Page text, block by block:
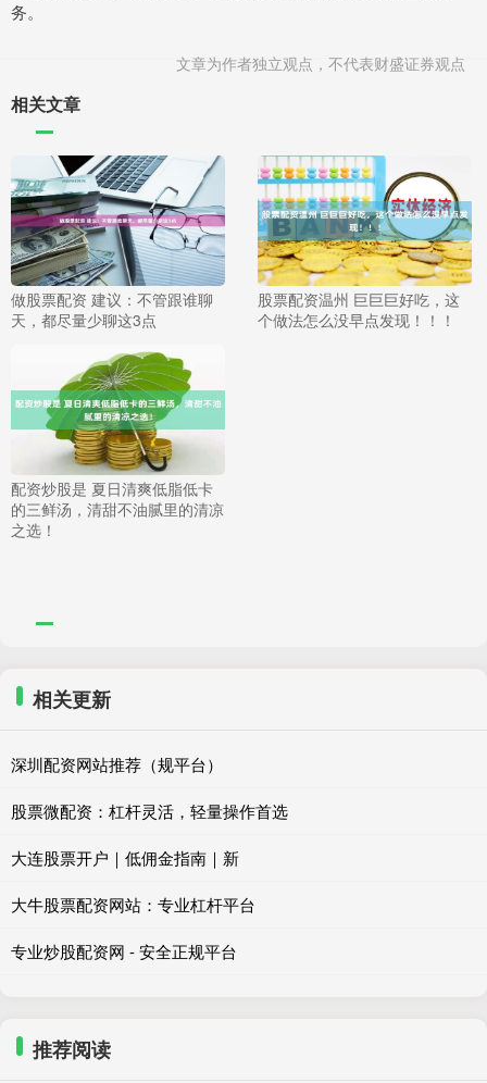
务。
文章为作者独立观点，不代表财盛证券观点
相关文章
做股票配资 建议：不管跟谁聊
天，都尽量少聊这3点
股票配资温州 巨巨巨好吃，这
个做法怎么没早点发现！！！
配资炒股是 夏日清爽低脂低卡
的三鲜汤，清甜不油腻里的清凉
之选！
相关更新
深圳配资网站推荐（规平台）
股票微配资：杠杆灵活，轻量操作首选
大连股票开户｜低佣金指南｜新
大牛股票配资网站：专业杠杆平台
专业炒股配资网 - 安全正规平台
推荐阅读